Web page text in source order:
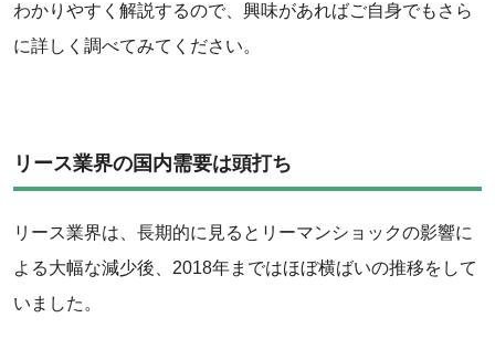
わかりやすく解説するので、興味があればご自身でもさら
に詳しく調べてみてください。
リース業界の国内需要は頭打ち
リース業界は、長期的に見るとリーマンショックの影響に
よる大幅な減少後、2018年まではほぼ横ばいの推移をして
いました。